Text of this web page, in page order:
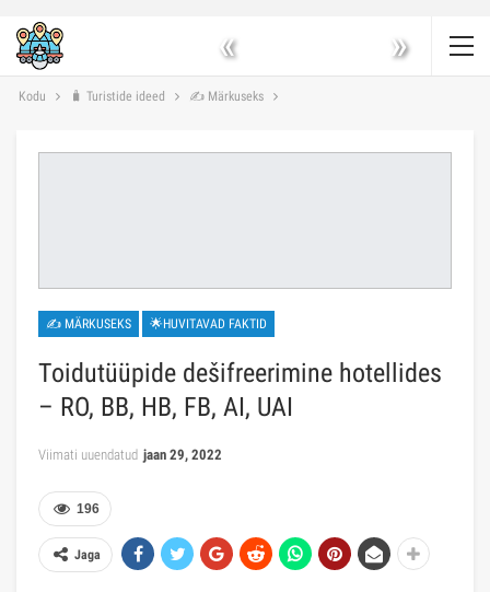
« »
Kodu 🧳 Turistide ideed ✍ Märkuseks
✍ MÄRKUSEKS 🌟HUVITAVAD FAKTID
Toidutüüpide dešifreerimine hotellides
– RO, BB, HB, FB, AI, UAI
Viimati uuendatud jaan 29, 2022
196
Jaga